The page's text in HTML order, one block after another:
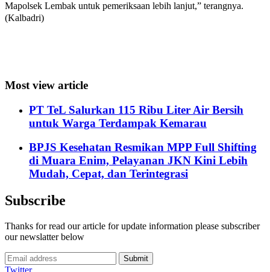
Mapolsek Lembak untuk pemeriksaan lebih lanjut,” terangnya.
(Kalbadri)
Most view article
PT TeL Salurkan 115 Ribu Liter Air Bersih
untuk Warga Terdampak Kemarau
BPJS Kesehatan Resmikan MPP Full Shifting
di Muara Enim, Pelayanan JKN Kini Lebih
Mudah, Cepat, dan Terintegrasi
Subscribe
Thanks for read our article for update information please subscriber
our newslatter below
Submit
Twitter